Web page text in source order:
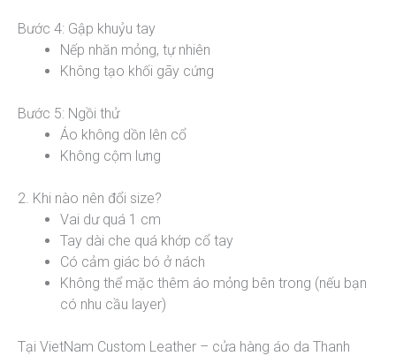
Bước 4: Gập khuỷu tay
Nếp nhăn mỏng, tự nhiên
Không tạo khối gãy cứng
Bước 5: Ngồi thử
Áo không dồn lên cổ
Không cộm lưng
2. Khi nào nên đổi size?
Vai dư quá 1 cm
Tay dài che quá khớp cổ tay
Có cảm giác bó ở nách
Không thể mặc thêm áo mỏng bên trong (nếu bạn
có nhu cầu layer)
Tại VietNam Custom Leather – cửa hàng áo da Thanh